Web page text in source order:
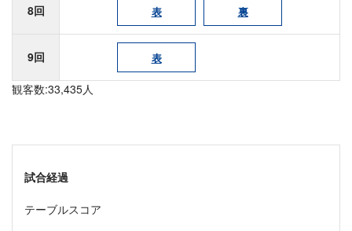
8回 表 裏
9回 表
観客数:33,435人
試合経過
テーブルスコア